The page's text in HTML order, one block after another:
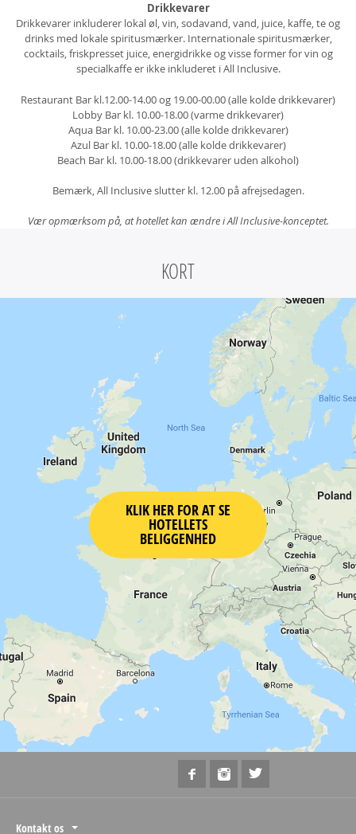
Drikkevarer
Drikkevarer inkluderer lokal øl, vin, sodavand, vand, juice, kaffe, te og
drinks med lokale spiritusmærker. Internationale spiritusmærker,
cocktails, friskpresset juice, energidrikke og visse former for vin og
specialkaffe er ikke inkluderet i All Inclusive.
Restaurant Bar kl.12.00-14.00 og 19.00-00.00 (alle kolde drikkevarer)
Lobby Bar kl. 10.00-18.00 (varme drikkevarer)
Aqua Bar kl. 10.00-23.00 (alle kolde drikkevarer)
Azul Bar kl. 10.00-18.00 (alle kolde drikkevarer)
Beach Bar kl. 10.00-18.00 (drikkevarer uden alkohol)
Bemærk, All Inclusive slutter kl. 12.00 på afrejsedagen.
Vær opmærksom på, at hotellet kan ændre i All Inclusive-konceptet.
KORT
KLIK HER FOR AT SE
HOTELLETS
BELIGGENHED
Kontakt os